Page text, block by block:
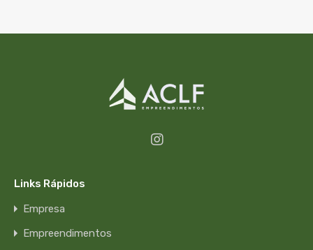
Links Rápidos
Empresa
Empreendimentos